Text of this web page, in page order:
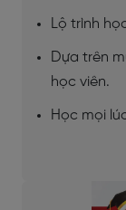
Lộ trình
Dựa trên
học viên.
Học mọi